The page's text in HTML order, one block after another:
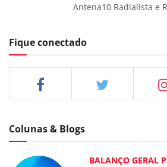
Antena10 Radialista e
Fique conectado
Colunas & Blogs
BALANÇO GERAL